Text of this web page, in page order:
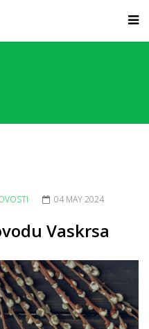
04 MAY 2024
Vaskrsa